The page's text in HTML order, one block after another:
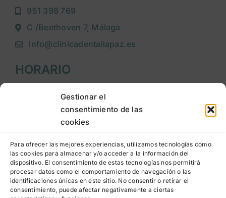
Gestionar el
consentimiento de las
cookies
Para ofrecer las mejores experiencias, utilizamos tecnologías como
las cookies para almacenar y/o acceder a la información del
dispositivo. El consentimiento de estas tecnologías nos permitirá
procesar datos como el comportamiento de navegación o las
identificaciones únicas en este sitio. No consentir o retirar el
consentimiento, puede afectar negativamente a ciertas
951 398 769
C /Beethoven 7, Málaga
info@clinicadentallapaz.es
HORARIO
Lunes a jueves: 9:00h a 20:00h
Viernes: 9:00h a 15:00h
LEGAL
Aviso legal
Política de privacidad